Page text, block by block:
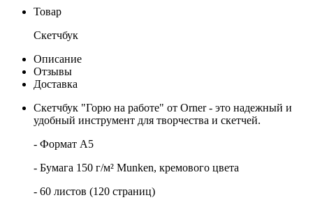
Товар
Скетчбук
Описание
Отзывы
Доставка
Скетчбук "Горю на работе" от Orner - это надежный и
удобный инструмент для творчества и скетчей.
- Формат А5
- Бумага 150 г/м² Munken, кремового цвета
- 60 листов (120 страниц)